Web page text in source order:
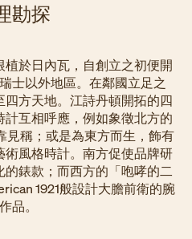
勘探
於日內瓦，自創立之初便開
士以外地區。在鄰國立足之
方天地。江詩丹頓開拓的四
互相呼應，例如象徵北方的
見稱；或是為東方而生，飾有
風格時計。南方促使品牌研
錶款；而西方的「咆哮的二
1921般設計大膽前衛的腕
品。